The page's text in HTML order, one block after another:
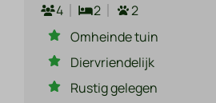
4
2
2
Omheinde tuin
Diervriendelijk
Rustig gelegen